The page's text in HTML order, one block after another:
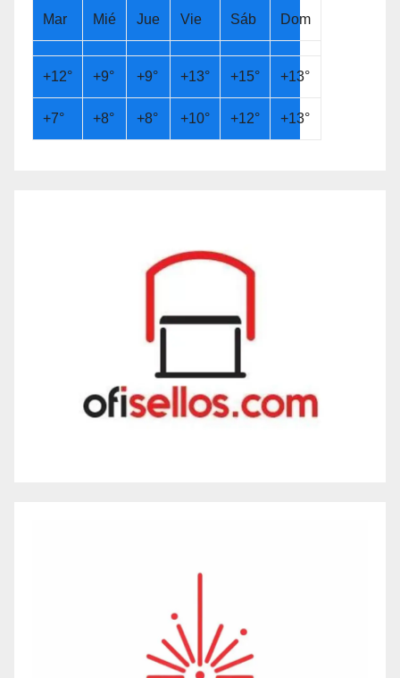
Mar Mié Jue Vie Sáb Dom
+12° +9° +9° +13° +15° +13°
+7° +8° +8° +10° +12° +13°